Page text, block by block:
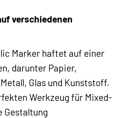
verschiedenen
Marker haftet auf einer
darunter Papier,
Glas und Kunststoff.
Werkzeug für Mixed-
Gestaltung